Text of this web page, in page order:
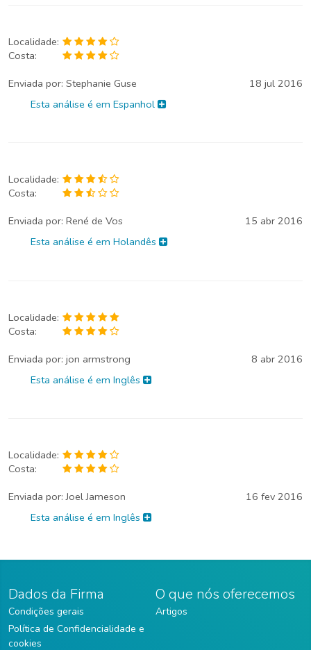
Localidade:
Costa:
Enviada por: Stephanie Guse
18 jul 2016
Esta análise é em Espanhol
Localidade:
Costa:
Enviada por: René de Vos
15 abr 2016
Esta análise é em Holandês
Localidade:
Costa:
Enviada por: jon armstrong
8 abr 2016
Esta análise é em Inglês
Localidade:
Costa:
Enviada por:Joel Jameson
16 fev 2016
Esta análise é em Inglês
Dados da Firma
Condições gerais
Política de Confidencialidade e
cookies
O que nós oferecemos
Artigos